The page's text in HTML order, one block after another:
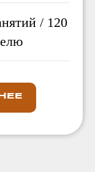
/ 120